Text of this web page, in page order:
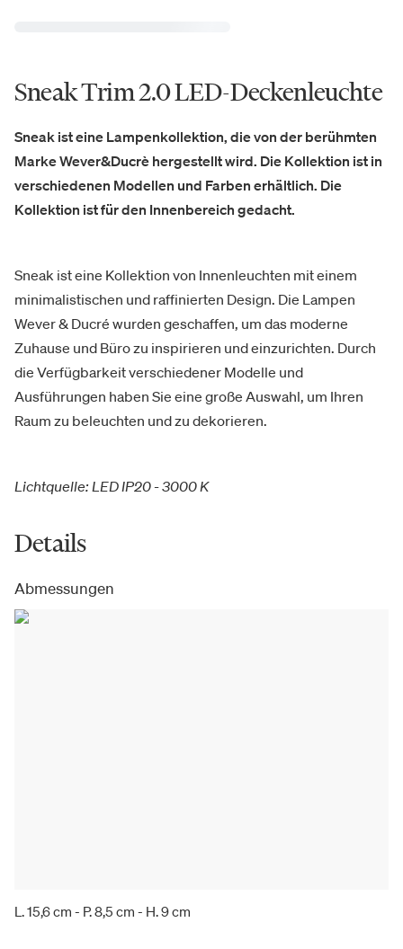
Sneak Trim 2.0 LED-Deckenleuchte
Sneak ist eine Lampenkollektion, die von der berühmten
Marke Wever&Ducrè hergestellt wird. Die Kollektion ist in
verschiedenen Modellen und Farben erhältlich. Die
Kollektion ist für den Innenbereich gedacht.
Sneak ist eine Kollektion von Innenleuchten mit einem
minimalistischen und raffinierten Design. Die Lampen
Wever & Ducré wurden geschaffen, um das moderne
Zuhause und Büro zu inspirieren und einzurichten. Durch
die Verfügbarkeit verschiedener Modelle und
Ausführungen haben Sie eine große Auswahl, um Ihren
Raum zu beleuchten und zu dekorieren.
Lichtquelle: LED IP20 - 3000 K
Details
Abmessungen
L. 15,6 cm - P. 8,5 cm - H. 9 cm